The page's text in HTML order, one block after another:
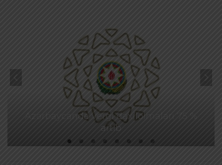
Azərbaycanda vergi daxilolmaları 75 %
artıb